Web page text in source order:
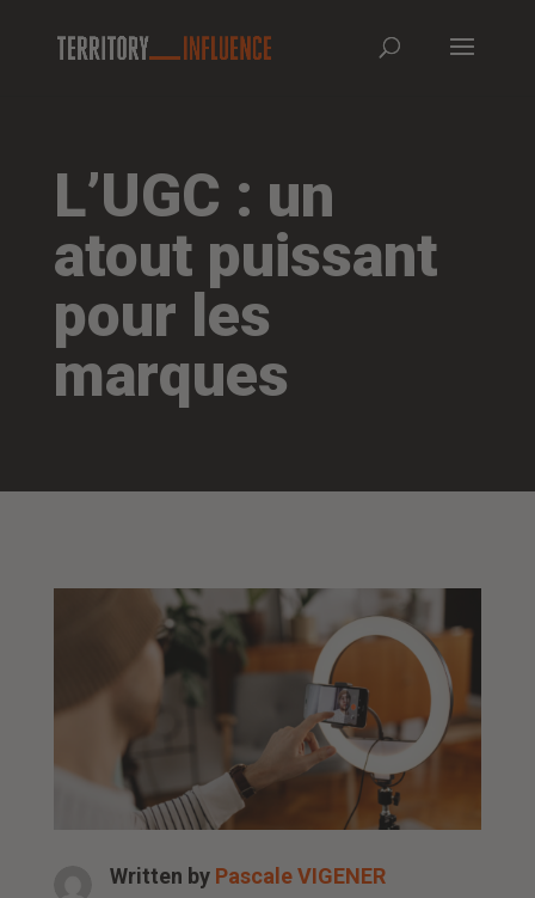
L’UGC : un
atout puissant
pour les
marques
Written by Pascale VIGENER